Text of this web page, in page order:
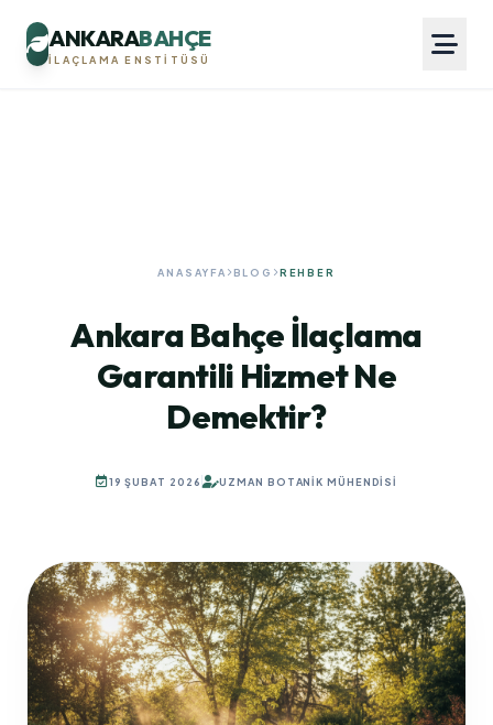
ANKARABAHÇE
İLAÇLAMA ENSTITÜSÜ
ANASAYFA BLOG REHBER
Ankara Bahçe İlaçlama
Garantili Hizmet Ne
Demektir?
19 ŞUBAT 2026 UZMAN BOTANIK MÜHENDISI